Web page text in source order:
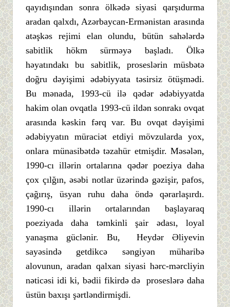
qayıdışından sonra ölkədə siyasi qarşıdurma
aradan qalxdı, Azərbaycan-Ermənistan arasında
atəşkəs rejimi elan olundu, bütün sahələrdə
sabitlik hökm sürməyə başladı. Ölkə
həyatındakı bu sabitlik, proseslərin müsbətə
doğru dəyişimi ədəbiyyata təsirsiz ötüşmədi.
Bu mənada, 1993-cü ilə qədər ədəbiyyatda
hakim olan ovqatla 1993-cü ildən sonrakı ovqat
arasında kəskin fərq var. Bu ovqat dəyişimi
ədəbiyyatın müraciət etdiyi mövzularda yox,
onlara münasibətdə təzahür etmişdir. Məsələn,
1990-cı illərin ortalarına qədər poeziya daha
çox çılğın, əsəbi notlar üzərində gəzişir, pafos,
çağırış, üsyan ruhu daha öndə qərarlaşırdı.
1990-cı illərin ortalarından başlayaraq
poeziyada daha təmkinli şair ədası, loyal
yanaşma güclənir. Bu, Heydər Əliyevin
sayəsində getdikcə səngiyən müharibə
alovunun, aradan qalxan siyasi hərc-mərcliyin
nəticəsi idi ki, bədii fikirdə də proseslərə daha
üstün baxışı şərtləndirmişdi.